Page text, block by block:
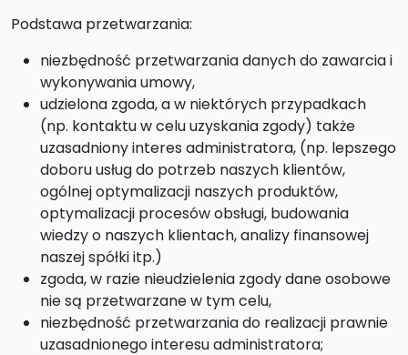
Podstawa przetwarzania:
niezbędność przetwarzania danych do zawarcia i
wykonywania umowy,
udzielona zgoda, a w niektórych przypadkach
(np. kontaktu w celu uzyskania zgody) także
uzasadniony interes administratora, (np. lepszego
doboru usług do potrzeb naszych klientów,
ogólnej optymalizacji naszych produktów,
optymalizacji procesów obsługi, budowania
wiedzy o naszych klientach, analizy finansowej
naszej spółki itp.)
zgoda, w razie nieudzielenia zgody dane osobowe
nie są przetwarzane w tym celu,
niezbędność przetwarzania do realizacji prawnie
uzasadnionego interesu administratora;